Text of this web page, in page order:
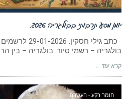
יומן מסע תרבותי בבולגריה 2026.
כתב גילי
בולגריה – רשמי סיור. בולגריה – בין
קרא עוד ←
חומר רקע - העשרה